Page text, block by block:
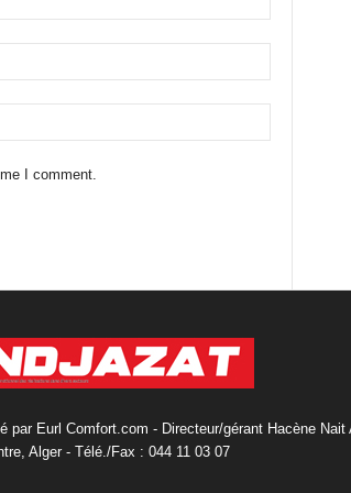
I comment.
Eurl Comfort.com - Directeur/gérant Hacène
Alger - Télé./Fax : 044 11 03 07